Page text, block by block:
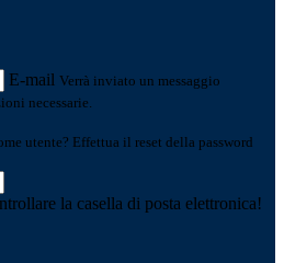
E-mail Verrà inviato un messaggio
necessarie.
utente? Effettua il reset della password
la casella di posta elettronica!